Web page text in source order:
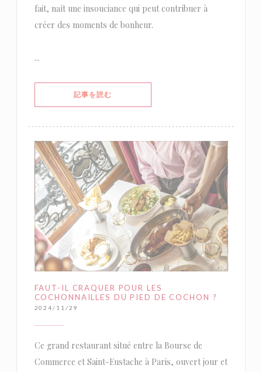
fait, naît une insouciance qui peut contribuer à
créer des moments de bonheur.
...
記事を読む
FAUT-IL CRAQUER POUR LES
COCHONNAILLES DU PIED DE COCHON ?
2024/11/29
Ce grand restaurant situé entre la Bourse de
Commerce et Saint-Eustache à Paris, ouvert jour et